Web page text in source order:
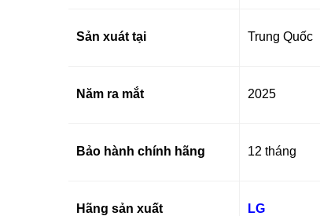
Sản xuát tại Trung Quốc
Năm ra mắt 2025
Bảo hành chính hãng 12 tháng
Hãng sản xuất LG